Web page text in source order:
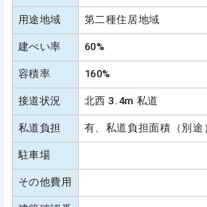
用途地域 第二種住居地域
建ぺい率 60%
容積率 160%
接道状況 北西 3.4m 私道
私道負担 有、私道負担面積（別途
駐車場
その他費用